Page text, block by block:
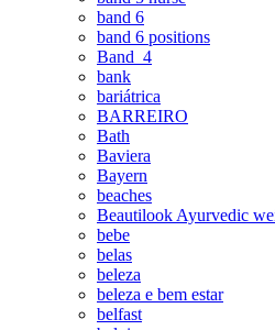
band 6
band 6 positions
Band_4
bank
bariátrica
BARREIRO
Bath
Baviera
Bayern
beaches
Beautilook Ayurvedic
bebe
belas
beleza
beleza e bem estar
belfast